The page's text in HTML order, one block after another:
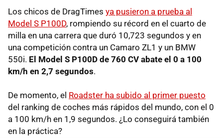
Los chicos de DragTimes ya pusieron a prueba al
Model S P100D, rompiendo su récord en el cuarto de
milla en una carrera que duró 10,723 segundos y en
una competición contra un Camaro ZL1 y un BMW
550i. El Model S P100D de 760 CV abate el 0 a 100
km/h en 2,7 segundos.
De momento, el Roadster ha subido al primer puesto
del ranking de coches más rápidos del mundo, con el 0
a 100 km/h en 1,9 segundos. ¿Lo conseguirá también
en la práctica?